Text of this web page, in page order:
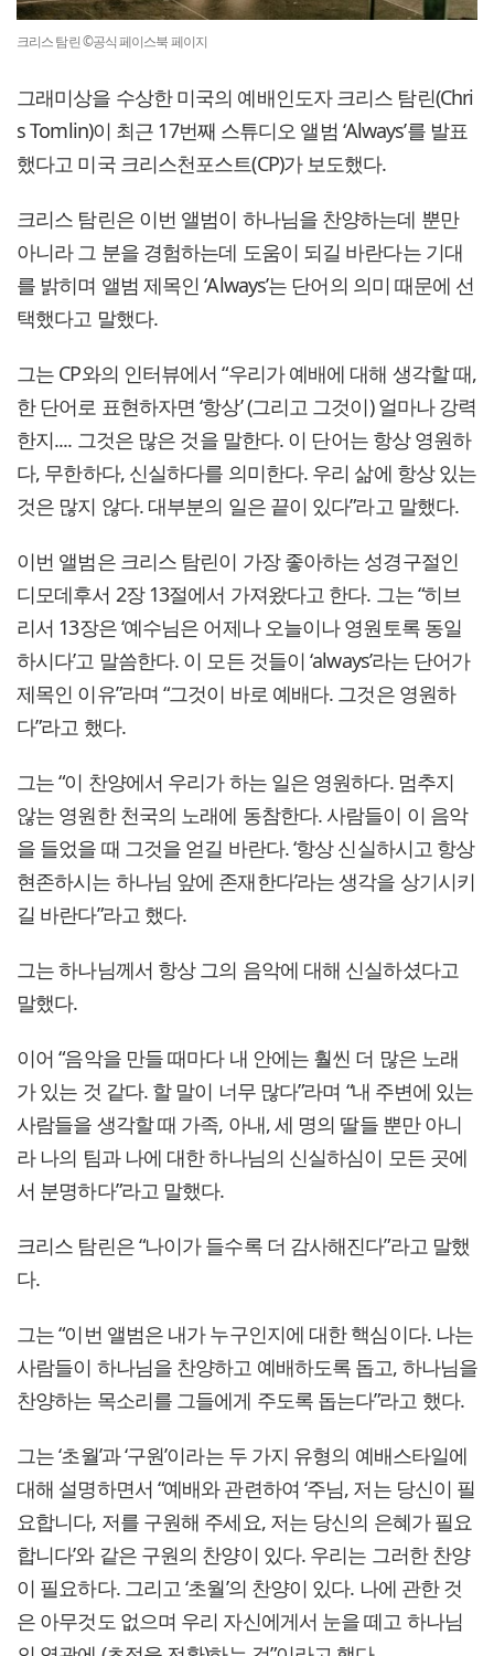
크리스 탐린 ©공식 페이스북 페이지
그래미상을 수상한 미국의 예배인도자 크리스 탐린(Chri
s Tomlin)이 최근 17번째 스튜디오 앨범 ‘Always’를 발표
했다고 미국 크리스천포스트(CP)가 보도했다.
크리스 탐린은 이번 앨범이 하나님을 찬양하는데 뿐만
아니라 그 분을 경험하는데 도움이 되길 바란다는 기대
를 밝히며 앨범 제목인 ‘Always’는 단어의 의미 때문에 선
택했다고 말했다.
그는 CP와의 인터뷰에서 “우리가 예배에 대해 생각할 때,
한 단어로 표현하자면 ‘항상’ (그리고 그것이) 얼마나 강력
한지.... 그것은 많은 것을 말한다. 이 단어는 항상 영원하
다, 무한하다, 신실하다를 의미한다. 우리 삶에 항상 있는
것은 많지 않다. 대부분의 일은 끝이 있다”라고 말했다.
이번 앨범은 크리스 탐린이 가장 좋아하는 성경구절인
디모데후서 2장 13절에서 가져왔다고 한다. 그는 “히브
리서 13장은 ‘예수님은 어제나 오늘이나 영원토록 동일
하시다’고 말씀한다. 이 모든 것들이 ‘always’라는 단어가
제목인 이유”라며 “그것이 바로 예배다. 그것은 영원하
다”라고 했다.
그는 “이 찬양에서 우리가 하는 일은 영원하다. 멈추지
않는 영원한 천국의 노래에 동참한다. 사람들이 이 음악
을 들었을 때 그것을 얻길 바란다. ‘항상 신실하시고 항상
현존하시는 하나님 앞에 존재한다’라는 생각을 상기시키
길 바란다”라고 했다.
그는 하나님께서 항상 그의 음악에 대해 신실하셨다고
말했다.
이어 “음악을 만들 때마다 내 안에는 훨씬 더 많은 노래
가 있는 것 같다. 할 말이 너무 많다”라며 “내 주변에 있는
사람들을 생각할 때 가족, 아내, 세 명의 딸들 뿐만 아니
라 나의 팀과 나에 대한 하나님의 신실하심이 모든 곳에
서 분명하다”라고 말했다.
크리스 탐린은 “나이가 들수록 더 감사해진다”라고 말했
다.
그는 “이번 앨범은 내가 누구인지에 대한 핵심이다. 나는
사람들이 하나님을 찬양하고 예배하도록 돕고, 하나님을
찬양하는 목소리를 그들에게 주도록 돕는다”라고 했다.
그는 ‘초월’과 ‘구원’이라는 두 가지 유형의 예배스타일에
대해 설명하면서 “예배와 관련하여 ‘주님, 저는 당신이 필
요합니다, 저를 구원해 주세요, 저는 당신의 은혜가 필요
합니다’와 같은 구원의 찬양이 있다. 우리는 그러한 찬양
이 필요하다. 그리고 ‘초월’의 찬양이 있다. 나에 관한 것
은 아무것도 없으며 우리 자신에게서 눈을 떼고 하나님